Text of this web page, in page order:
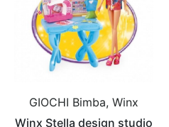
GIOCHI Bimba, Winx
Winx Stella design studio